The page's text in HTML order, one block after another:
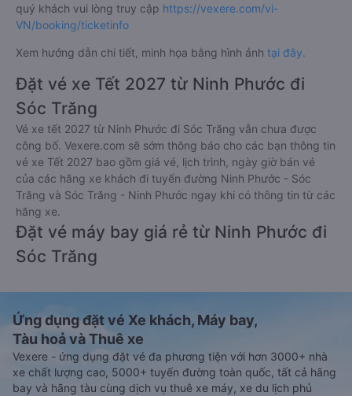
quý khách vui lòng truy cập https://vexere.com/vi-
VN/booking/ticketinfo
Xem hướng dẫn chi tiết, minh họa bằng hình ảnh tại đây.
Đặt vé xe Tết 2027 từ Ninh Phước đi
Sóc Trăng
Vé xe tết 2027 từ Ninh Phước đi Sóc Trăng vẫn chưa được
công bố. Vexere.com sẽ sớm thông báo cho các bạn thông tin
vé xe Tết 2027 bao gồm giá vé, lịch trình, ngày giờ bán vé
của các hãng xe khách đi tuyến đường Ninh Phước - Sóc
Trăng và Sóc Trăng - Ninh Phước ngay khi có thông tin từ các
hãng xe.
Đặt vé máy bay giá rẻ từ Ninh Phước đi
Sóc Trăng
Ứng dụng đặt vé Xe khách, Máy bay,
Tàu hoả và Thuê xe
Vexere - ứng dụng đặt vé đa phương tiện với hơn 3000+ nhà
xe chất lượng cao, 5000+ tuyến đường toàn quốc, tất cả hãng
bay và hãng tàu cùng dịch vụ thuê xe máy, xe du lịch phủ